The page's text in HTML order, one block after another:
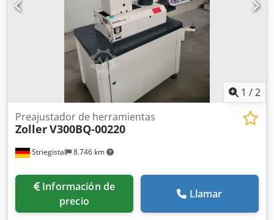
1 /2
Striegistal 8.746 km
Preajustador de herramientas
ZollerV300BQ-00220
Información de
precio
Llamar